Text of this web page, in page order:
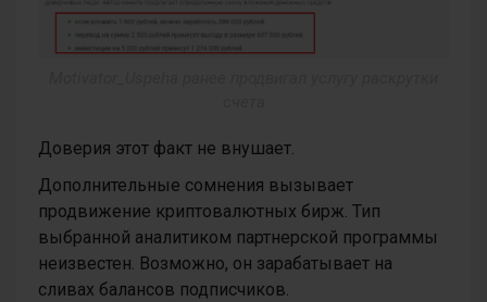
Доверия этот факт не внушает.
Дополнительные сомнения вызывает
продвижение криптовалютных бирж. Тип
выбранной аналитиком партнерской программы
неизвестен. Возможно, он зарабатывает на
сливах балансов подписчиков.